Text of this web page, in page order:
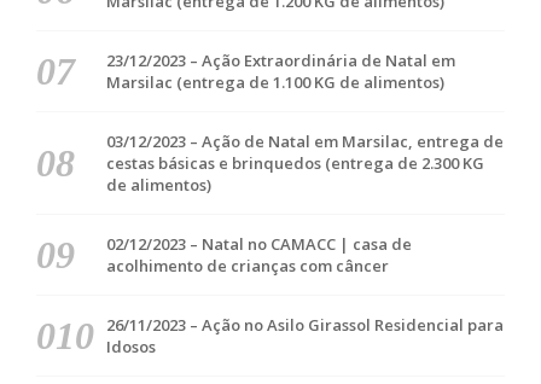
23/12/2023 – Ação Extraordinária de Natal em
Marsilac (entrega de 1.100 KG de alimentos)
03/12/2023 – Ação de Natal em Marsilac, entrega de
cestas básicas e brinquedos (entrega de 2.300 KG
de alimentos)
02/12/2023 – Natal no CAMACC | casa de
acolhimento de crianças com câncer
26/11/2023 – Ação no Asilo Girassol Residencial para
Idosos